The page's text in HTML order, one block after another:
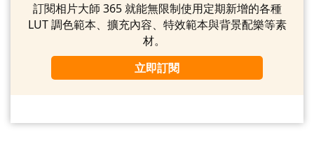
訂閱相片大師 365 就能無限制使用定期新增的各種
LUT 調色範本、擴充內容、特效範本與背景配樂等素
材。
立即訂閱